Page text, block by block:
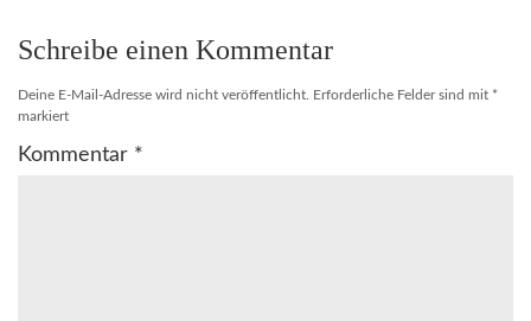
Schreibe einen Kommentar
Deine E-Mail-Adresse wird nicht veröffentlicht. Erforderliche Felder sind mit *
markiert
Kommentar *